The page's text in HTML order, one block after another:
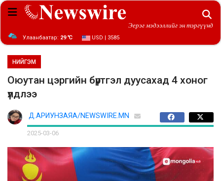
Эерэг мэдээллийг эн тэргүүнд
Улаанбаатар: 29 ℃ USD | 3585
НИЙГЭМ
Оюутан цэргийн бүртгэл дуусахад 4 хоног
үлдлээ
Д.АРИУНЗАЯА/NEWSWIRE.MN
2025-03-06